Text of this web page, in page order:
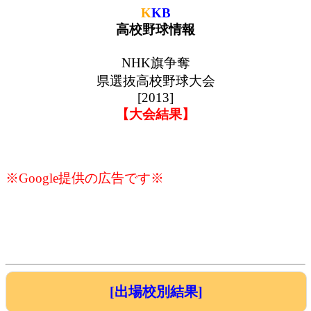
KKB
高校野球情報
NHK旗争奪
県選抜高校野球大会
[2013]
【大会結果】
※Google提供の広告です※
[出場校別結果]